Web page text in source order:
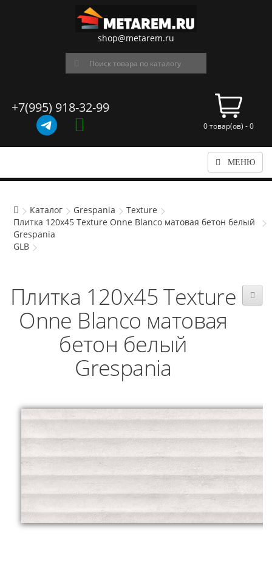
shop@metarem.ru
+7(995) 918-32-99
0 товар(ов) - 0
МЕНЮ
Каталог Grespania
Texture
Плитка 120x45 Texture Onne Blanco матовая бетон белый
Grespania
GLB
Плитка 120x45 Texture
Onne Blanco матовая
бетон белый
Grespania